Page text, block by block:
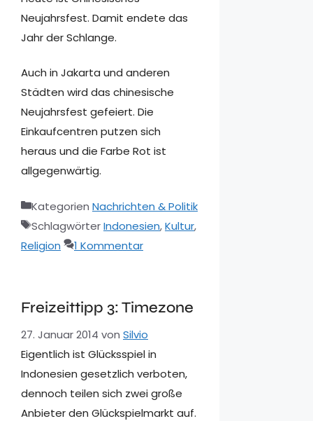
Neujahrsfest. Damit endete das
Jahr der Schlange.
Auch in Jakarta und anderen
Städten wird das chinesische
Neujahrsfest gefeiert. Die
Einkaufcentren putzen sich
heraus und die Farbe Rot ist
allgegenwärtig.
Kategorien Nachrichten & Politik
SchlagwörterIndonesien,Kultur,
Religion
1 Kommentar
Freizeittipp 3: Timezone
27. Januar 2014 von Silvio
Eigentlich ist Glücksspiel in
Indonesien gesetzlich verboten,
dennoch teilen sich zwei große
Anbieter den Glückspielmarkt auf.